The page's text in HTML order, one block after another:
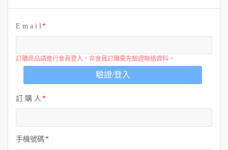
E m a i l
訂購商品請進行會員登入，非會員訂購需先驗證聯絡資料。
驗證/登入
訂 購 人
手機號碼